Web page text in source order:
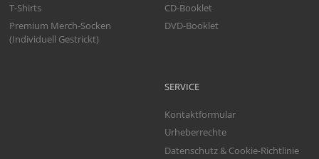
T-Shirts
Premium Merch-Socken
(Individuell Gestrickt)
CD-Booklet
DVD-Booklet
SERVICE
Kontaktformular
Urheberrechte
Datenschutz & Cookie-Richtlinie